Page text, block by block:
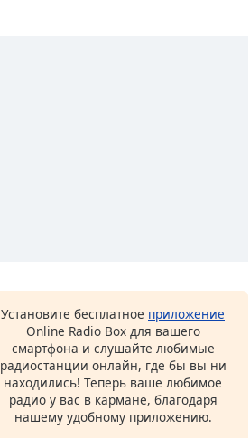
Установите бесплатное приложение
Online Radio Box для вашего
смартфона и слушайте любимые
радиостанции онлайн, где бы вы ни
находились! Теперь ваше любимое
радио у вас в кармане, благодаря
нашему удобному приложению.